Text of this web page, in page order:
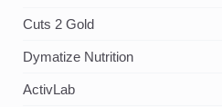
Cuts 2 Gold
Dymatize Nutrition
ActivLab